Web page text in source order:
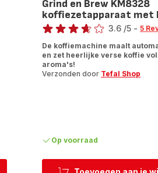
Grind en Brew KM8328
koffiezetapparaat met
Score
3.6 /5 - 5
De koffiemachine maalt
en zet heerlijke verse koffie
aroma's!
Verzonden door Tefal Shop
Op voorraad